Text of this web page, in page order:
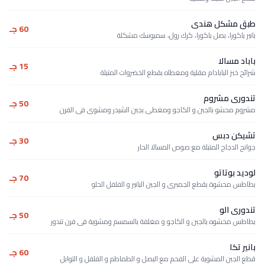
طبق مشكل هندى
بانير باكورا، بصل باكورا، كرك رول، سمبوسك مشكلة 60 جـ
باباد مسالا
شرائح خبز البابادام مقلية ومغطاه بقطع الخضروات المتبلة 15 جـ
تندورى مشروم
مشروم محشو بالجبن و الكاجو ومغطى بجبن الشيدر ومشوى فى الفرن 50 جـ
تشيكن دبس
جوانح الدجاج المتبلة مع صوص المسالا الحار 30 جـ
لوديد بوتاتو
بطاطس محشوة بقطع الجمبرى و الجبن البانير و الفلفل الحلو 70 جـ
تندورى الو
بطاطس محشوه بالجبن و الكاجو و مغلفة بالسمسم ومشوية فى فرن تندور 50 جـ
بانير تكا
قطع الجبن المشوية على الفحم مع البصل و الطماطم و الفلفل و التوابل 60 جـ